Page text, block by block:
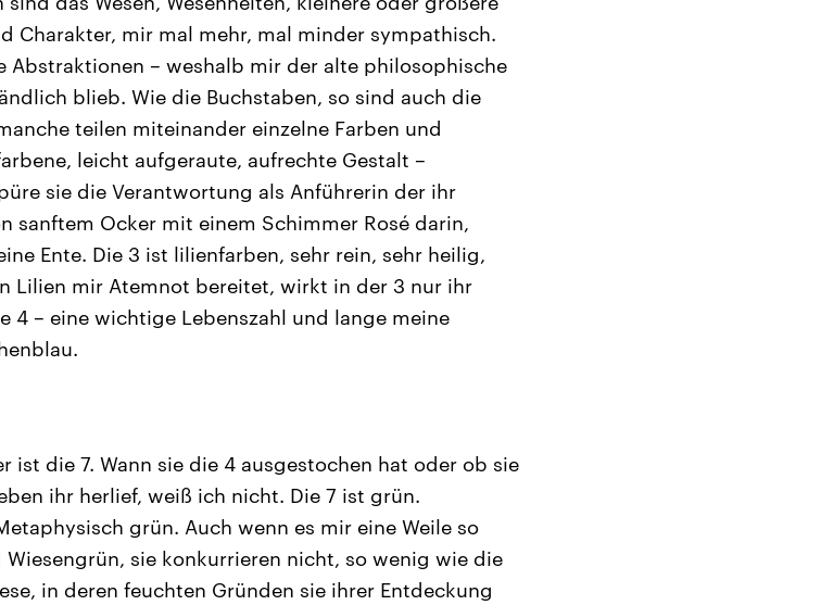
Charakter, mir mal mehr, mal minder sympathisch.
Abstraktionen – weshalb mir der alte philosophische
blieb. Wie die Buchstaben, so sind auch die
teilen miteinander einzelne Farben und
leicht aufgeraute, aufrechte Gestalt –
sie die Verantwortung als Anführerin der ihr
sanftem Ocker mit einem Schimmer Rosé darin,
Ente. Die 3 ist lilienfarben, sehr rein, sehr heilig,
Lilien mir Atemnot bereitet, wirkt in der 3 nur ihr
4 – eine wichtige Lebenszahl und lange meine
ist die 7. Wann sie die 4 ausgestochen hat oder ob sie
ihr herlief, weiß ich nicht. Die 7 ist grün.
grün. Auch wenn es mir eine Weile so
sie konkurrieren nicht, so wenig wie die
in deren feuchten Gründen sie ihrer Entdeckung